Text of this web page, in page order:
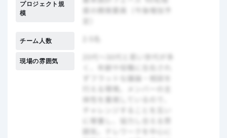
プロジェクト規
模
チーム人数
現場の雰囲気